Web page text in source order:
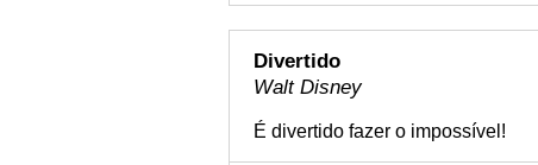
Divertido
Walt Disney
É divertido fazer o impossível!